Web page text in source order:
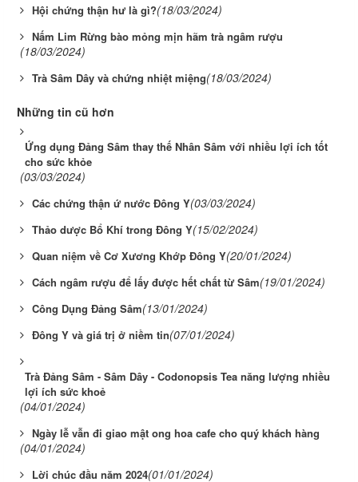
Hội chứng thận hư là gì?(18/03/2024)
Nấm Lim Rừng bào mỏng mịn hãm trà ngâm rượu
(18/03/2024)
Trà Sâm Dây và chứng nhiệt miệng(18/03/2024)
Những tin cũ hơn
Ứng dụng Đảng Sâm thay thế Nhân Sâm với nhiều lợi ích tốt
cho sức khỏe
(03/03/2024)
Các chứng thận ứ nước Đông Y(03/03/2024)
Thảo dược Bổ Khí trong Đông Y(15/02/2024)
Quan niệm về Cơ Xương Khớp Đông Y(20/01/2024)
Cách ngâm rượu để lấy được hết chất từ Sâm(19/01/2024)
Công Dụng Đảng Sâm(13/01/2024)
Đông Y và giá trị ở niềm tin(07/01/2024)
Trà Đảng Sâm - Sâm Dây - Codonopsis Tea năng lượng nhiều
lợi ích sức khoẻ
(04/01/2024)
Ngày lễ vẫn đi giao mật ong hoa cafe cho quý khách hàng
(04/01/2024)
Lời chúc đầu năm 2024(01/01/2024)